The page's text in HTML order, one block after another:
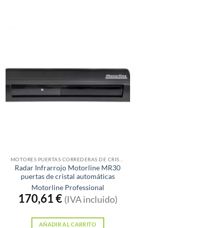
Radar Infrarrojo Motorline MR30
puertas de cristal automáticas
Motorline Professional
170,61€ (IVA incluido)
AÑADIR AL CARRITO